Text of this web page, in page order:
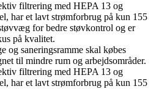
filtrering med HEPA 13 og
har et lavt strømforbrug på kun 155
for bedre støvkontrol og er
på kvalitet.
og saneringsramme skal købes
til mindre rum og arbejdsområder.
filtrering med HEPA 13 og
har et lavt strømforbrug på kun 155